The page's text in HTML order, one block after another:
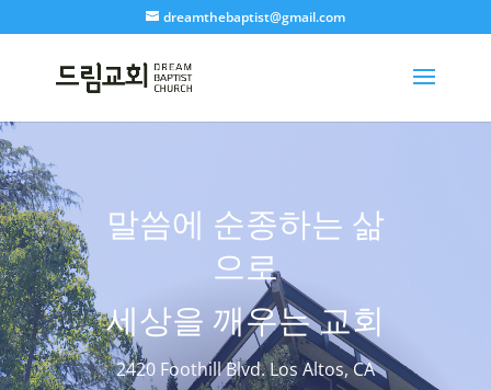
dreamthebaptist@gmail.com
말씀에 순종하는 삶
으로
세상을 깨우는 교회
2420 Foothill Blvd. Los Altos, CA